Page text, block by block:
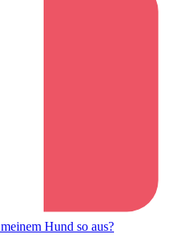
Hund so aus?